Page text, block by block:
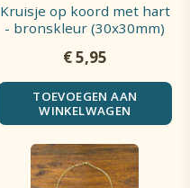
Kruisje op koord met hart
- bronskleur (30x30mm)
€5,95
TOEVOEGEN AAN
WINKELWAGEN